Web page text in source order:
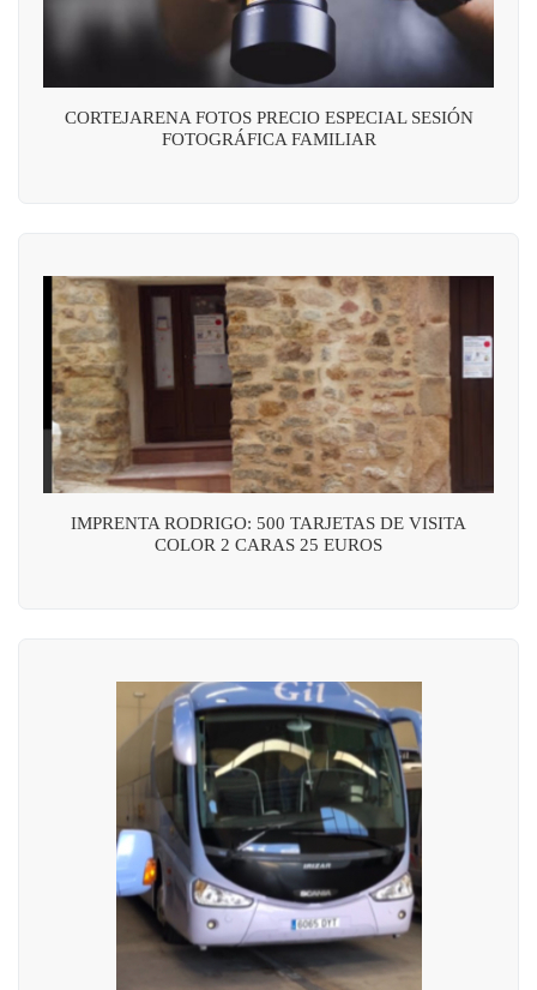
CORTEJARENA FOTOS PRECIO ESPECIAL SESIÓN
FOTOGRÁFICA FAMILIAR
IMPRENTA RODRIGO: 500 TARJETAS DE VISITA
COLOR 2 CARAS 25 EUROS